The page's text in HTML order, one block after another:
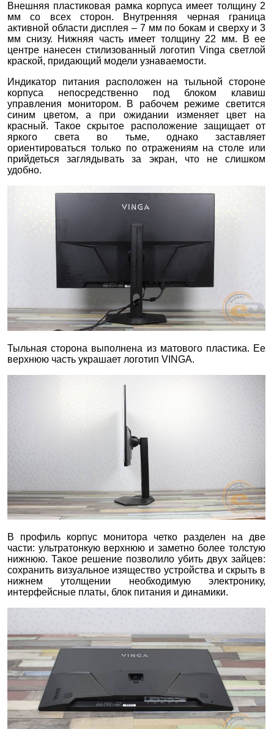
Внешняя пластиковая рамка корпуса имеет толщину 2
мм со всех сторон. Внутренняя черная граница
активной области дисплея – 7 мм по бокам и сверху и 3
мм снизу. Нижняя часть имеет толщину 22 мм. В ее
центре нанесен стилизованный логотип Vinga светлой
краской, придающий модели узнаваемости.
Индикатор питания расположен на тыльной стороне
корпуса непосредственно под блоком клавиш
управления монитором. В рабочем режиме светится
синим цветом, а при ожидании изменяет цвет на
красный. Такое скрытое расположение защищает от
яркого света во тьме, однако заставляет
ориентироваться только по отражениям на столе или
прийдеться заглядывать за экран, что не слишком
удобно.
Тыльная сторона выполнена из матового пластика. Ее
верхнюю часть украшает логотип VINGA.
В профиль корпус монитора четко разделен на две
части: ультратонкую верхнюю и заметно более толстую
нижнюю. Такое решение позволило убить двух зайцев:
сохранить визуальное изящество устройства и скрыть в
нижнем утолщении необходимую электронику,
интерфейсные платы, блок питания и динамики.